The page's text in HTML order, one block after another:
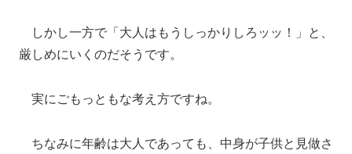
しかし一方で「大人はもうしっかりしろッッ！」と、
厳しめにいくのだそうです。
実にごもっともな考え方ですね。
ちなみに年齢は大人であっても、中身が子供と見做さ